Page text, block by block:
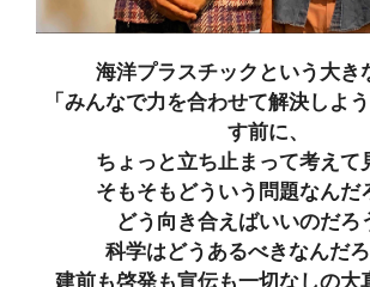
海洋プラスチックという大き
「みんなで力を合わせて解決しよ
す前に、
ちょっと立ち止まって考えて
そもそもどういう問題なんだ
どう向き合えばいいのだろ
科学はどうあるべきなんだ
建前も啓発も宣伝も一切なしの大